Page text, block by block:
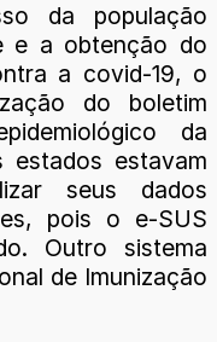
da população
e a obtenção do
a covid-19, o
do boletim
da
estados estavam
seus dados
pois o e-SUS
Outro sistema
de Imunização